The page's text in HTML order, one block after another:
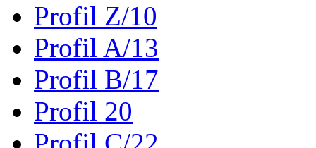
Profil Z/10
Profil A/13
Profil B/17
Profil 20